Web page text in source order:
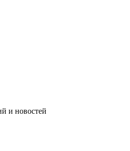
и новостей